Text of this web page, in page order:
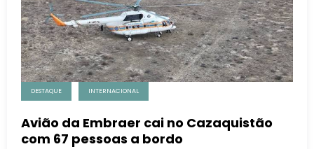
DESTAQUE INTERNACIONAL
Avião da Embraer cai no Cazaquistão
com 67 pessoas a bordo